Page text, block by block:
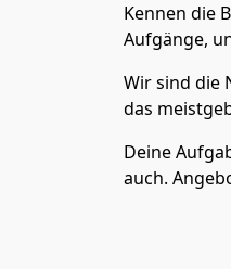
Kennen die
Aufgänge,
Wir sind die
das
Deine
auch.